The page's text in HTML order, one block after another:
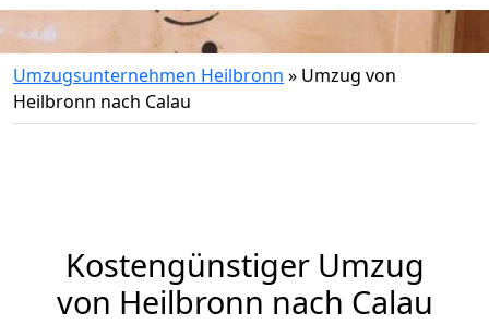
Umzugsunternehmen Heilbronn » Umzug von
Heilbronn nach Calau
Kostengünstiger Umzug
von Heilbronn nach Calau